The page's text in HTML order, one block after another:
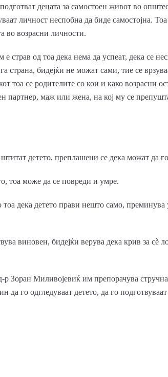
децата за самостоен живот во
личност неспобна да биде самостојна. Тоа
во возрасни личности.
страв од тоа дека нема да успеат, дека се
страна, бидејќи не можат сами, тие се
тоа се родителите со кои и како возрасни
партнер, маж или жена, на кој му се
детето, преплашени се дека можат да
тоа може да се повреди и умре.
дека детето прави нешто само, преминува
виновен, бидејќи верува дека крив за сè
р Зоран Миливојевиќ им препорачува
да го одгледуваат детето, да го подготвуваат